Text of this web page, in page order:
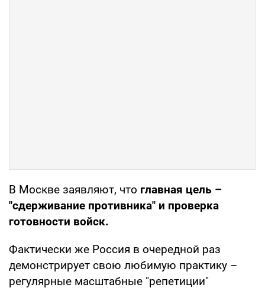
В Москве заявляют, что главная цель –
"сдерживание противника" и проверка
готовности войск.
Фактически же Россия в очередной раз
демонстрирует свою любимую практику –
регулярные масштабные "репетиции"